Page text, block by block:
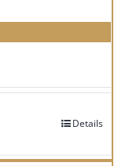
Details